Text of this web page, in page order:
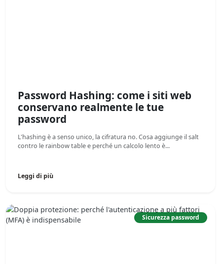
Password Hashing: come i siti web
conservano realmente le tue
password
L'hashing è a senso unico, la cifratura no. Cosa aggiunge il salt
contro le rainbow table e perché un calcolo lento è...
Leggi di più
Sicurezza password